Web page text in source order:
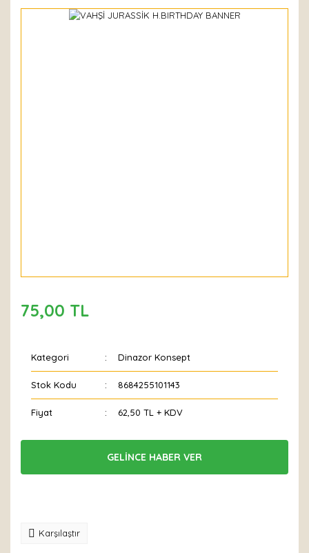
75,00 TL
Kategori Dinazor Konsept
Stok Kodu 8684255101143
Fiyat 62,50 TL + KDV
GELİNCE HABER VER
Karşılaştır